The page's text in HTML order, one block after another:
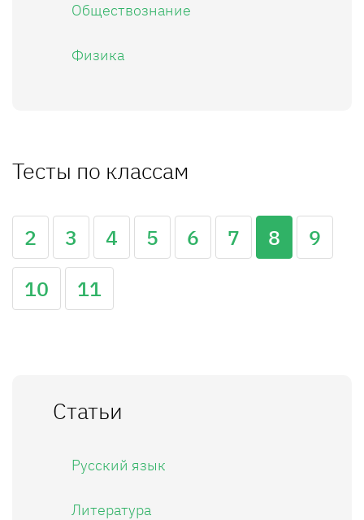
Обществознание
Физика
Тесты по классам
2 3 4 5 6 7 8
9
10
11
Статьи
Русский язык
Литература